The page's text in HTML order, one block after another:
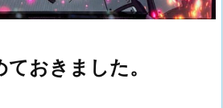
おきました。